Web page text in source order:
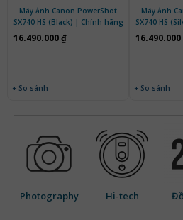
Máy ảnh Canon PowerShot
SX740 HS (Black) | Chính hãng
16.490.000 ₫
+ So sánh
Máy ảnh
SX740 HS
+ So sánh
Photography Hi-tech